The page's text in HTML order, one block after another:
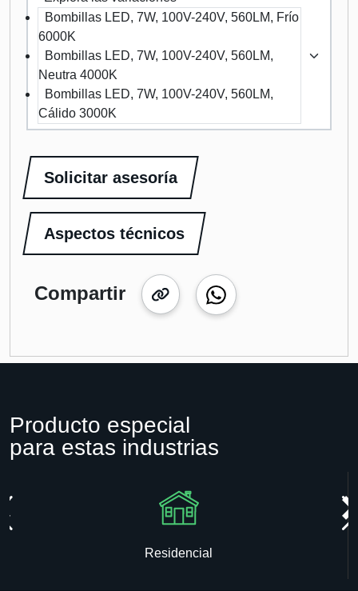
Bombillas LED, 7W, 100V-240V, 560LM, Frío
6000K
Bombillas LED, 7W, 100V-240V, 560LM,
Neutra 4000K
Bombillas LED, 7W, 100V-240V, 560LM,
Cálido 3000K
Solicitar asesoría
Aspectos técnicos
Compartir
Producto especial
para estas industrias
Residencial